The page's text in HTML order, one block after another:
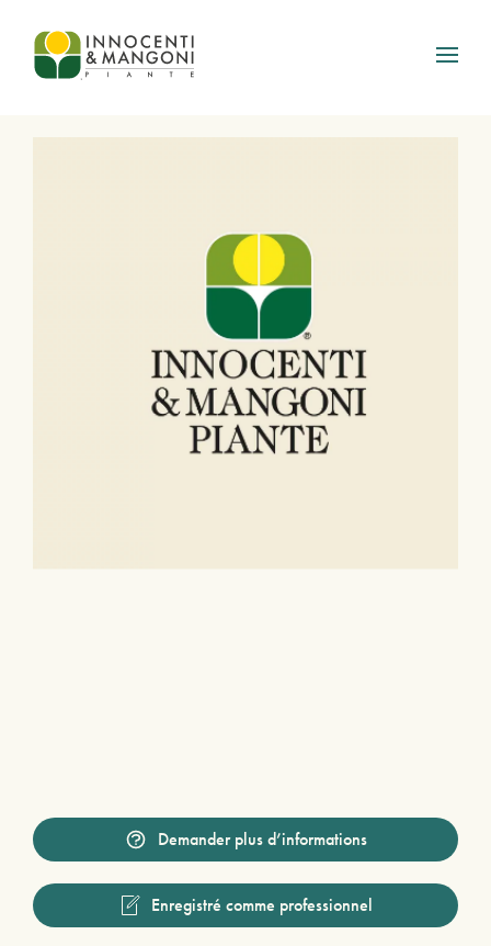
Skip to main content
Demander plus d’informations
Enregistré comme professionnel